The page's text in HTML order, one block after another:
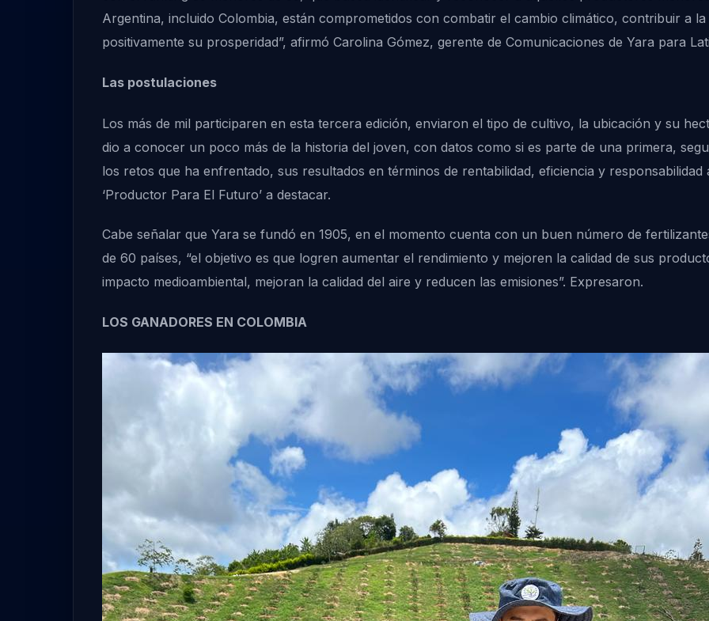
Argentina, incluido Colombia, están comprometidos con combatir el cambio climático, contribuir a
positivamente su prosperidad”, afirmó Carolina Gómez, gerente de Comunicaciones de Yara para
Las postulaciones
Los más de mil participaren en esta tercera edición, enviaron el tipo de cultivo, la ubicación y su
dio a conocer un poco más de la historia del joven, con datos como si es parte de una primera,
los retos que ha enfrentado, sus resultados en términos de rentabilidad, eficiencia y
‘Productor Para El Futuro’ a destacar.
Cabe señalar que Yara se fundó en 1905, en el momento cuenta con un buen número de
de 60 países, “el objetivo es que logren aumentar el rendimiento y mejoren la calidad de sus
impacto medioambiental, mejoran la calidad del aire y reducen las emisiones”. Expresaron.
LOS GANADORES EN COLOMBIA